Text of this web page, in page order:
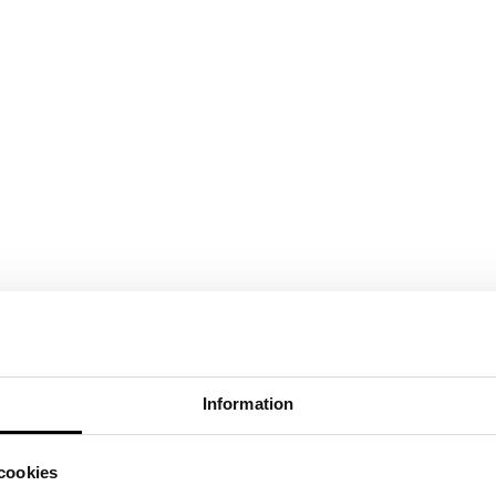
Information